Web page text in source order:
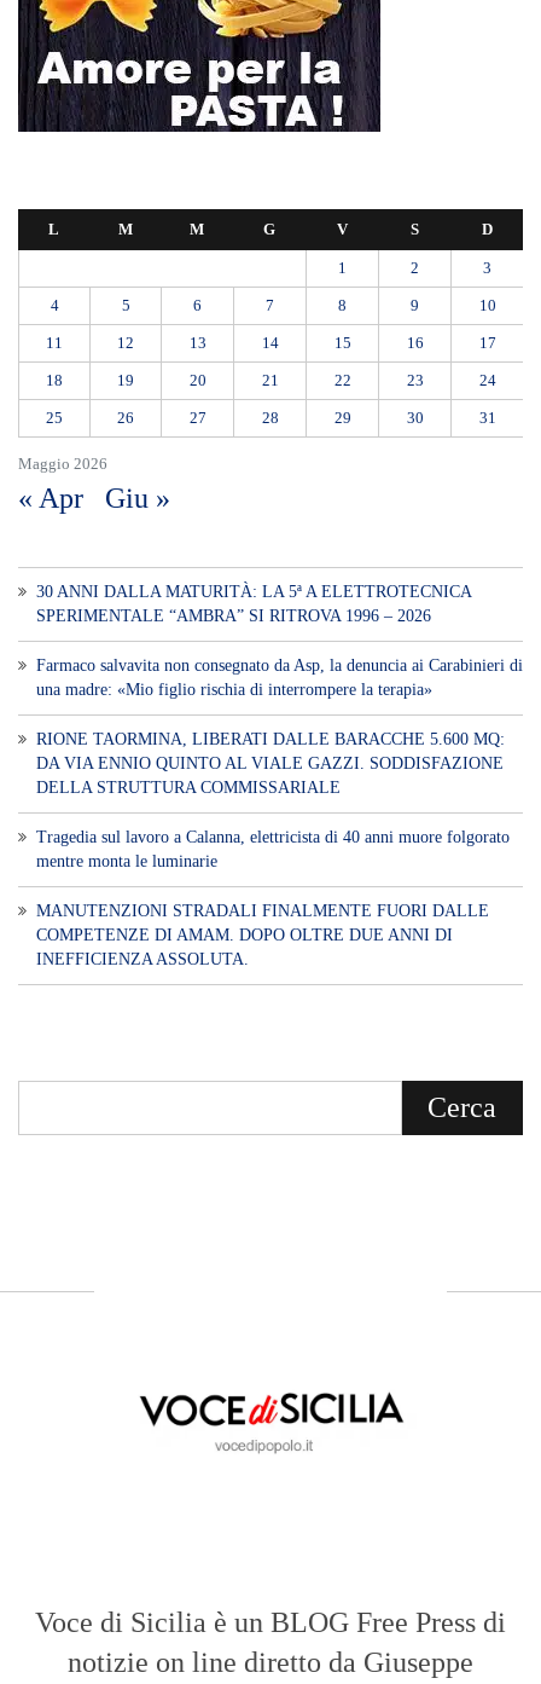
Maggio 2026
L M M G V S D
1 2 3
4 5 6 7 8 9 10
11 12 13 14 15 16 17
18 19 20 21 22 23 24
25 26 27 28 29 30 31
« Apr Giu »
30 ANNI DALLA MATURITÀ: LA 5ª A ELETTROTECNICA
SPERIMENTALE “AMBRA” SI RITROVA 1996 – 2026
Farmaco salvavita non consegnato da Asp, la denuncia ai Carabinieri di
una madre: «Mio figlio rischia di interrompere la terapia»
RIONE TAORMINA, LIBERATI DALLE BARACCHE 5.600 MQ:
DA VIA ENNIO QUINTO AL VIALE GAZZI. SODDISFAZIONE
DELLA STRUTTURA COMMISSARIALE
Tragedia sul lavoro a Calanna, elettricista di 40 anni muore folgorato
mentre monta le luminarie
MANUTENZIONI STRADALI FINALMENTE FUORI DALLE
COMPETENZE DI AMAM. DOPO OLTRE DUE ANNI DI
INEFFICIENZA ASSOLUTA.
Voce di Sicilia è un BLOG Free Press di
notizie on line diretto da Giuseppe